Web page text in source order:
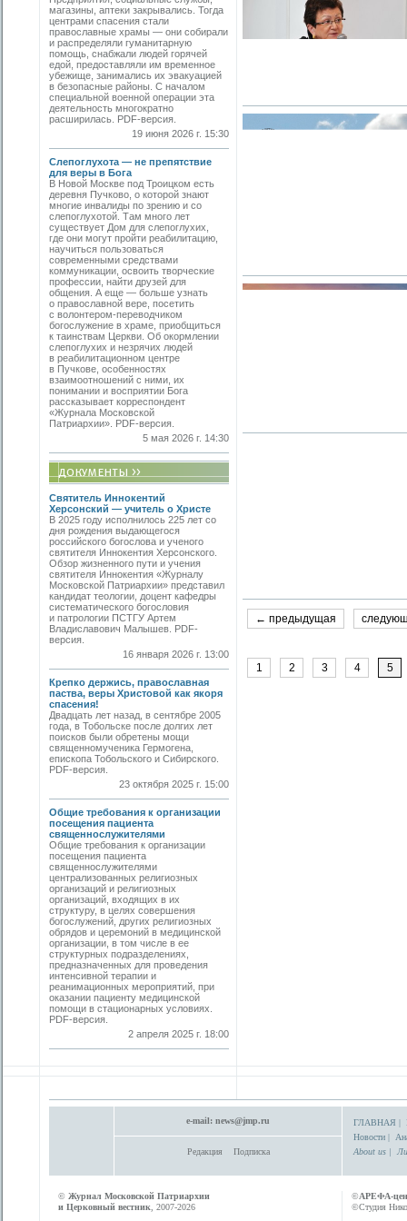
магазины, аптеки закрывались. Тогда
центрами спасения стали
православные храмы — они собирали
и распределяли гуманитарную
помощь, снабжали людей горячей
едой, предоставляли им временное
убежище, занимались их эвакуацией
в безопасные районы. С началом
специальной военной операции эта
деятельность многократно
расширилась. PDF-версия.
19 июня 2026 г. 15:30
Слепоглухота — не препятствие
для веры в Бога
В Новой Москве под Троицком есть
деревня Пучково, о которой знают
многие инвалиды по зрению и со
слепоглухотой. Там много лет
существует Дом для слепоглухих,
где они могут пройти реабилитацию,
научиться пользоваться
современными средствами
коммуникации, освоить творческие
профессии, найти друзей для
общения. А еще — больше узнать
о православной вере, посетить
с волонтером-переводчиком
богослужение в храме, приобщиться
к таинствам Церкви. Об окормлении
слепоглухих и незрячих людей
в реабилитационном центре
в Пучкове, особенностях
взаимоотношений с ними, их
понимании и восприятии Бога
рассказывает корреспондент
«Журнала Московской
Патриархии». PDF-версия.
5 мая 2026 г. 14:30
Святитель Иннокентий
Херсонский — учитель о Христе
В 2025 году исполнилось 225 лет со
дня рождения выдающегося
российского богослова и ученого
святителя Иннокентия Херсонского.
Обзор жизненного пути и учения
святителя Иннокентия «Журналу
Московской Патриархии» представил
кандидат теологии, доцент кафедры
систематического богословия
и патрологии ПСТГУ Артем
Владиславович Малышев. PDF-
версия.
16 января 2026 г. 13:00
Крепко держись, православная
паства, веры Христовой как якоря
спасения!
Двадцать лет назад, в сентябре 2005
года, в Тобольске после долгих лет
поисков были обретены мощи
священномученика Гермогена,
епископа Тобольского и Сибирского.
PDF-версия.
23 октября 2025 г. 15:00
Общие требования к организации
посещения пациента
священнослужителями
Общие требования к организации
посещения пациента
священнослужителями
централизованных религиозных
организаций и религиозных
организаций, входящих в их
структуру, в целях совершения
богослужений, других религиозных
обрядов и церемоний в медицинской
организации, в том числе в ее
структурных подразделениях,
предназначенных для проведения
интенсивной терапии и
реанимационных мероприятий, при
оказании пациенту медицинской
помощи в стационарных условиях.
PDF-версия.
2 апреля 2025 г. 18:00
← предыдущая
1 2 3 4 5
e-mail: news@jmp.ru
Редакция Подписка
ГЛАВНАЯ |
Новости |
About us |
© Журнал Московской Патриархии
и Церковный вестник , 2007-2026
©АРЕФА-
©Студия